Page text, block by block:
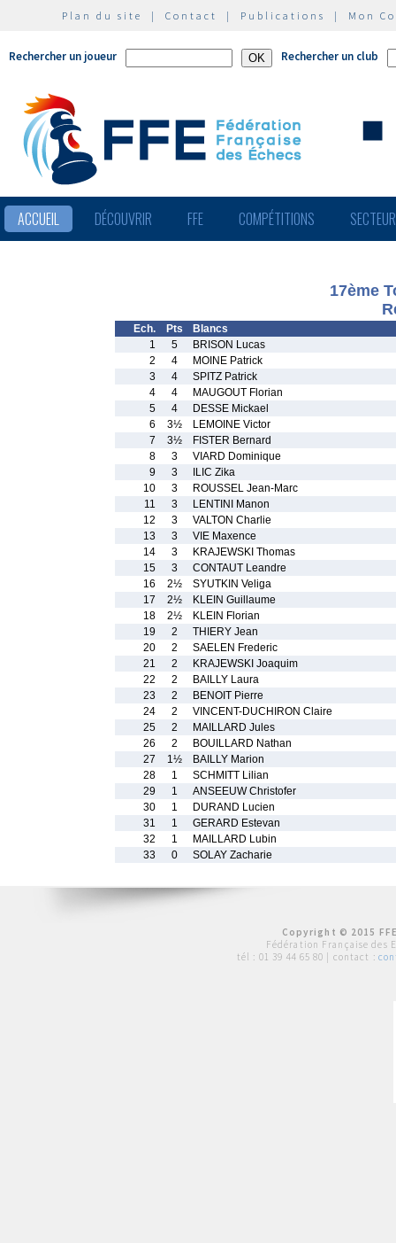
Plan du site | Contact | Publications | Mon
Rechercher un joueur Rechercher un club
ACCUEIL DÉCOUVRIR FFE COMPÉTITIONS
17ème
Ech. Pts
Blancs
1
5
BRISON Lucas
2
4
MOINE Patrick
3
4
SPITZ Patrick
4
4
MAUGOUT Florian
5
4
DESSE Mickael
6
3½
LEMOINE Victor
7
3½
FISTER Bernard
8
3
VIARD Dominique
9
3
ILIC Zika
10
3
ROUSSEL Jean-Marc
11
3
LENTINI Manon
12
3
VALTON Charlie
13
3
VIE Maxence
14
3
KRAJEWSKI Thomas
15
3
CONTAUT Leandre
16
2½
SYUTKIN Veliga
17
2½
KLEIN Guillaume
18
2½
KLEIN Florian
19
2
THIERY Jean
20
2
SAELEN Frederic
21
2
KRAJEWSKI Joaquim
22
2
BAILLY Laura
23
2
BENOIT Pierre
24
2
VINCENT-DUCHIRON Claire
25
2
MAILLARD Jules
26
2
BOUILLARD Nathan
27
1½
BAILLY Marion
28
1
SCHMITT Lilian
29
1
ANSEEUW Christofer
30
1
DURAND Lucien
31
1
GERARD Estevan
32
1
MAILLARD Lubin
33
0 SOLAY Zacharie
Copyright © 2015
Fédération Française des
tél : 01 39 44 65 80 | contact :